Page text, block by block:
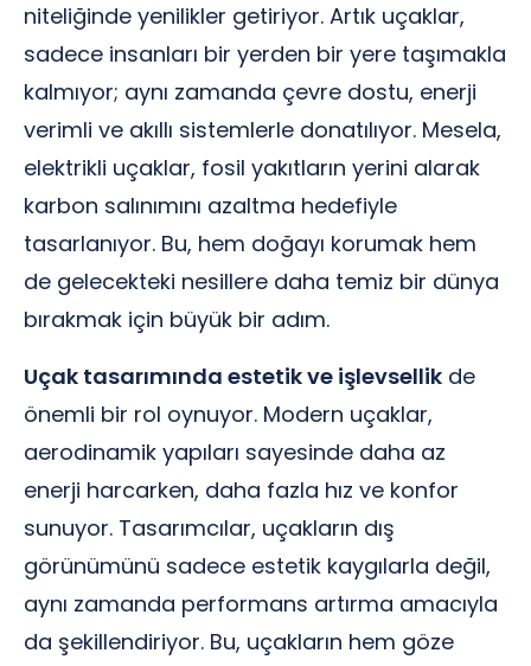
niteliğinde yenilikler getiriyor. Artık uçaklar,
sadece insanları bir yerden bir yere taşımakla
kalmıyor; aynı zamanda çevre dostu, enerji
verimli ve akıllı sistemlerle donatılıyor. Mesela,
elektrikli uçaklar, fosil yakıtların yerini alarak
karbon salınımını azaltma hedefiyle
tasarlanıyor. Bu, hem doğayı korumak hem
de gelecekteki nesillere daha temiz bir dünya
bırakmak için büyük bir adım.
Uçak tasarımında estetik ve işlevsellik de
önemli bir rol oynuyor. Modern uçaklar,
aerodinamik yapıları sayesinde daha az
enerji harcarken, daha fazla hız ve konfor
sunuyor. Tasarımcılar, uçakların dış
görünümünü sadece estetik kaygılarla değil,
aynı zamanda performans artırma amacıyla
da şekillendiriyor. Bu, uçakların hem göze